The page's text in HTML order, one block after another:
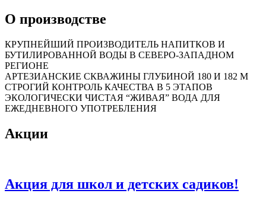
О производстве
КРУПНЕЙШИЙ ПРОИЗВОДИТЕЛЬ НАПИТКОВ И
БУТИЛИРОВАННОЙ ВОДЫ В СЕВЕРО-ЗАПАДНОМ
РЕГИОНЕ
АРТЕЗИАНСКИЕ СКВАЖИНЫ ГЛУБИНОЙ 180 И 182 М
СТРОГИЙ КОНТРОЛЬ КАЧЕСТВА В 5 ЭТАПОВ
ЭКОЛОГИЧЕСКИ ЧИСТАЯ “ЖИВАЯ” ВОДА ДЛЯ
ЕЖЕДНЕВНОГО УПОТРЕБЛЕНИЯ
Акции
Акция для школ и детских садиков!